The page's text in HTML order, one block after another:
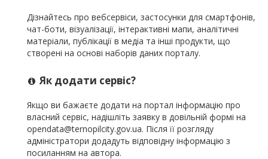
Дізнайтесь про вебсервіси, застосунки для смартфонів,
чат-боти, візуалізації, інтерактивні мапи, аналітичні
матеріали, публікації в медіа та інші продукти, що
створені на основі наборів даних порталу.
Як додати сервіс?
Якщо ви бажаєте додати на портал інформацію про
власний сервіс, надішліть заявку в довільній формі на
opendata@ternopilcity.gov.ua. Після її розгляду
адміністратори додадуть відповідну інформацію з
посиланням на автора.